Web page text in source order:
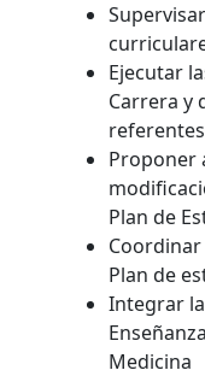
Ejecutar
Carrera y
Proponer
Plan de
Coordinar
Plan de
Integrar
Medicina